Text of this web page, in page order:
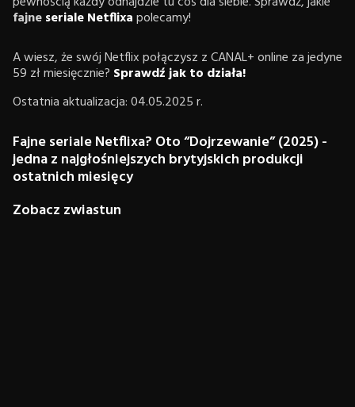
fajneseriale Netflixapolecamy!
A wiesz, że swój Netflix połączysz z CANAL+ online za jedyne
59 zł miesięcznie? Sprawdź jak to działa!
Ostatnia aktualizacja: 04.05.2025 r.
Fajne seriale Netflixa? Oto “Dojrzewanie” (2025) -
jedna z najgłośniejszych brytyjskich produkcji
ostatnich miesięcy
Zobacz zwiastun